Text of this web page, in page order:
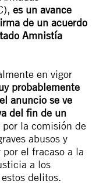
es un avance
de un acuerdo
Amnistía
en vigor
probablemente
anuncio se ve
del fin de un
la comisión de
abusos y
el fracaso a la
a los
delitos.